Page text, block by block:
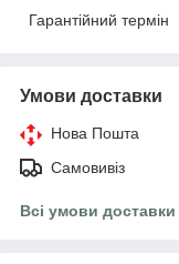
Гарантійний термін
Умови доставки
Нова Пошта
Самовивіз
Всі умови доставки